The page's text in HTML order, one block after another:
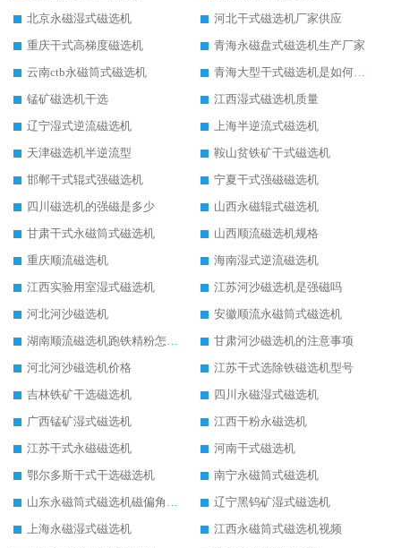
北京永磁湿式磁选机
河北干式磁选机厂家供应
重庆干式高梯度磁选机
青海永磁盘式磁选机生产厂家
云南ctb永磁筒式磁选机
青海大型干式磁选机是如何选矿的
锰矿磁选机干选
江西湿式磁选机质量
辽宁湿式逆流磁选机
上海半逆流式磁选机
天津磁选机半逆流型
鞍山贫铁矿干式磁选机
邯郸干式辊式强磁选机
宁夏干式强磁磁选机
四川磁选机的强磁是多少
山西永磁辊式磁选机
甘肃干式永磁筒式磁选机
山西顺流磁选机规格
重庆顺流磁选机
海南湿式逆流磁选机
江西实验用室湿式磁选机
江苏河沙磁选机是强磁吗
河北河沙磁选机
安徽顺流永磁筒式磁选机
湖南顺流磁选机跑铁精粉怎么处理
甘肃河沙磁选机的注意事项
河北河沙磁选机价格
江苏干式选除铁磁选机型号
吉林铁矿干选磁选机
四川永磁湿式磁选机
广西锰矿湿式磁选机
江西干粉永磁选机
江苏干式永磁磁选机
河南干式磁选机
鄂尔多斯干式干选磁选机
南宁永磁筒式磁选机
山东永磁筒式磁选机磁偏角怎么调整
辽宁黑钨矿湿式磁选机
上海永磁湿式磁选机
江西永磁筒式磁选机视频